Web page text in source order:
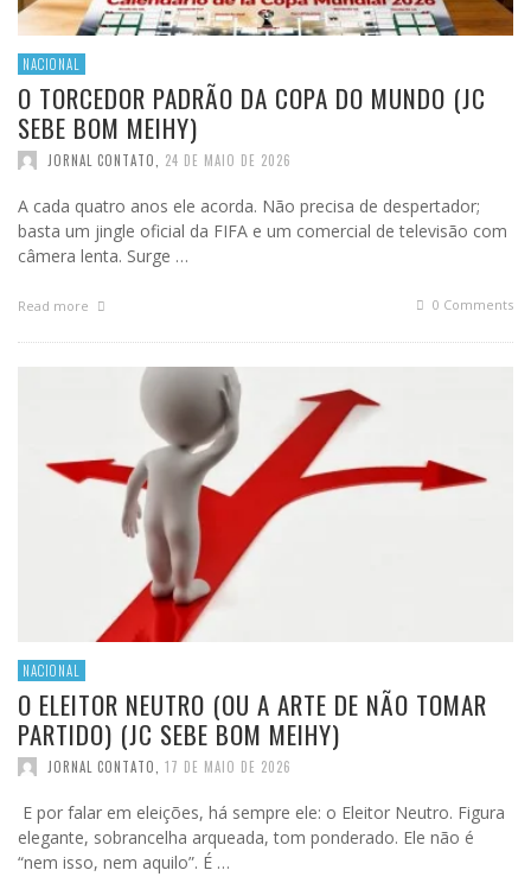
NACIONAL
O TORCEDOR PADRÃO DA COPA DO MUNDO (JC
SEBE BOM MEIHY)
JORNAL CONTATO, 24 DE MAIO DE 2026
A cada quatro anos ele acorda. Não precisa de despertador;
basta um jingle oficial da FIFA e um comercial de televisão com
câmera lenta. Surge …
Read more 0 Comments
NACIONAL
O ELEITOR NEUTRO (OU A ARTE DE NÃO TOMAR
PARTIDO) (JC SEBE BOM MEIHY)
JORNAL CONTATO, 17 DE MAIO DE 2026
E por falar em eleições, há sempre ele: o Eleitor Neutro. Figura
elegante, sobrancelha arqueada, tom ponderado. Ele não é
“nem isso, nem aquilo”. É …